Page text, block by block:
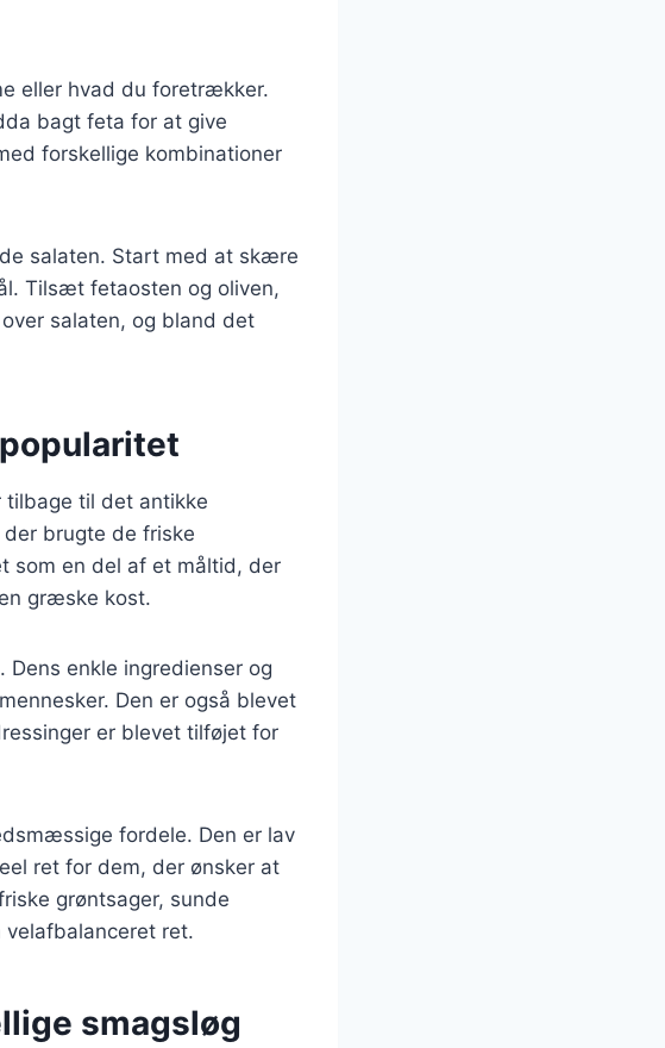
eller hvad du foretrækker.
bagt feta for at give
forskellige kombinationer
salaten. Start med at skære
Tilsæt fetaosten og oliven,
salaten, og bland det
tilbage til det antikke
brugte de friske
som en del af et måltid, der
græske kost.
enkle ingredienser og
Den er også blevet
er blevet tilføjet for
fordele. Den er lav
ret for dem, der ønsker at
grøntsager, sunde
ret.
smagsløg